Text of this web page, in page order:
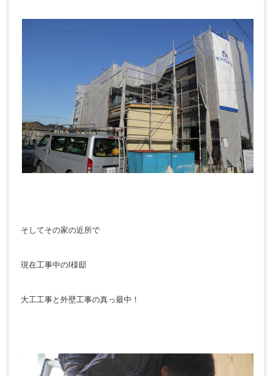
そしてその家の近所で
現在工事中のI様邸
大工工事と外壁工事の真っ最中！